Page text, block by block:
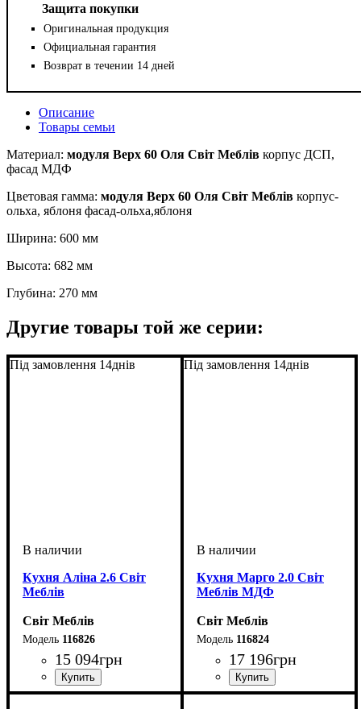
Защита покупки
Оригинальная продукция
Официальная гарантия
Возврат в течении 14 дней
Описание
Товары семьи
Материал: модуля Верх 60 Оля Світ Меблів корпус ДСП,
фасад МДФ
Цветовая гамма: модуля Верх 60 Оля Світ Меблів корпус-
ольха, яблоня фасад-ольха,яблоня
Ширина: 600 мм
Высота: 682 мм
Глубина: 270 мм
Другие товары той же серии:
Під замовлення 14днів
Кухня Аліна 2.6 Світ
Меблів
Світ Меблів
116826
15 094грн
ширина, мм: 2600
Під замовлення 14днів
Кухня Марго 2.0 Світ
Меблів МДФ
Світ Меблів
116824
17 196грн
ширина, мм: 2000